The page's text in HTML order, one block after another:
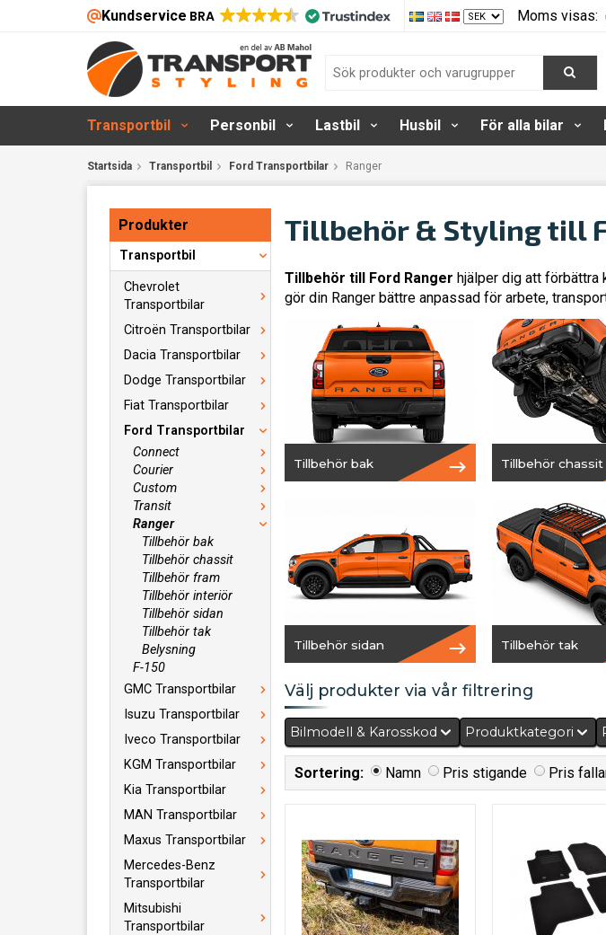
Kundservice BRA Moms visas:
Transportbil Personbil Lastbil Husbil För alla bilar
Startsida Transportbil Ford Transportbilar Ranger
Produkter
Transportbil
Chevrolet
Transportbilar
Citroën Transportbilar
Dacia Transportbilar
Dodge Transportbilar
Fiat Transportbilar
Ford Transportbilar
Connect
Courier
Custom
Transit
Ranger
Tillbehör bak
Tillbehör chassit
Tillbehör fram
Tillbehör interiör
Tillbehör sidan
Tillbehör tak
Belysning
F-150
GMC Transportbilar
Isuzu Transportbilar
Iveco Transportbilar
KGM Transportbilar
Kia Transportbilar
MAN Transportbilar
Maxus Transportbilar
Mercedes-Benz
Transportbilar
Mitsubishi
Transportbilar
Tillbehör & Styling till
Tillbehör till Ford Ranger hjälper dig att
gör din Ranger bättre anpassad för arbete,
Tillbehör bak Tillbehör chassit
Tillbehör sidan Tillbehör tak
Välj produkter via vår filtrering
Bilmodell & Karosskod Produktkategori
Sortering: Namn Pris stigande Pris